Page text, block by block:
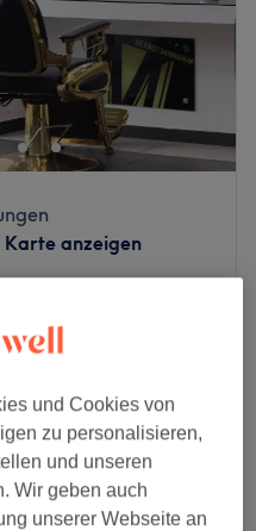
anzeigen
Spare bis zu 15%
ab18,70 €
Spare bis zu 15%
und Cookies von
zu personalisieren,
und unseren
Wir geben auch
unserer Webseite an